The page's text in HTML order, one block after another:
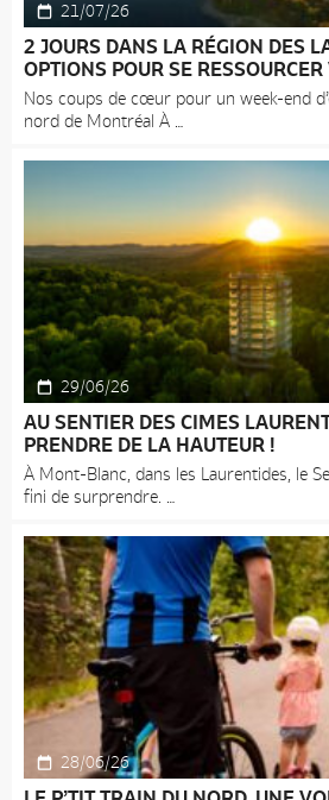
21/07/26
2 JOURS DANS LA RÉGION DES
OPTIONS POUR SE
Nos coups de cœur pour un week-end
nord de Montréal À
29/06/26
AU SENTIER DES CIMES
PRENDRE DE LA HAUTEUR !
À Mont-Blanc, dans les Laurentides, le
fini de surprendre.
28/06/26